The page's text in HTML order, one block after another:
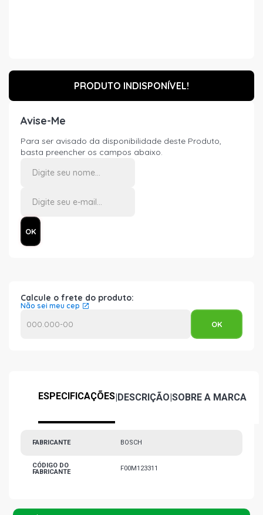
PRODUTO INDISPONÍVEL!
Avise-Me
Para ser avisado da disponibilidade deste Produto,
basta preencher os campos abaixo.
Calcule o frete do produto:
Não sei meu cep
ESPECIFICAÇÕES|DESCRIÇÃO|SOBRE A MARCA
FABRICANTE BOSCH
CÓDIGO DO
FABRICANTE
F00M123311